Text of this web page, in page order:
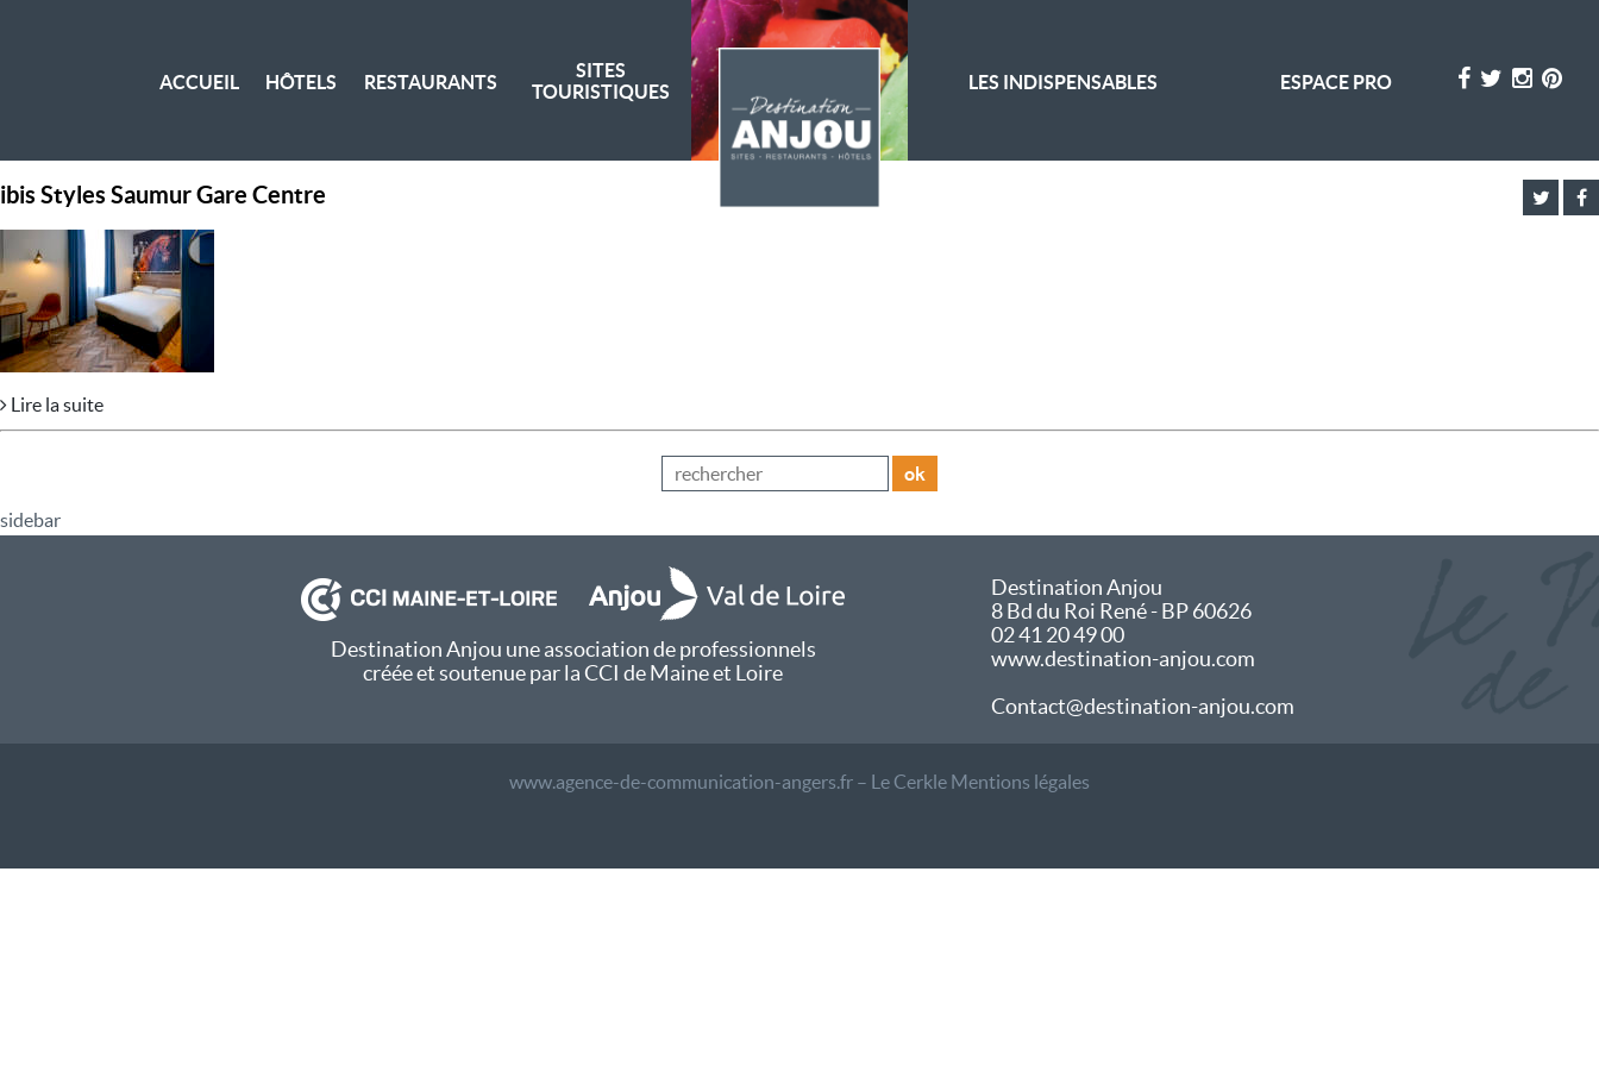
ACCUEIL HÔTELS RESTAURANTS
SITES
TOURISTIQUES
LES INDISPENSABLES ESPACE PRO
ibis Styles Saumur Gare Centre
Lire la suite
ok
sidebar
Destination Anjou une association de professionnels
créée et soutenue par la CCI de Maine et Loire
Destination Anjou
8 Bd du Roi René - BP 60626
02 41 20 49 00
www.destination-anjou.com
Contact@destination-anjou.com
www.agence-de-communication-angers.fr – Le Cerkle Mentions légales